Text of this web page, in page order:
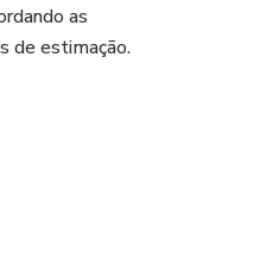
as
de estimação.